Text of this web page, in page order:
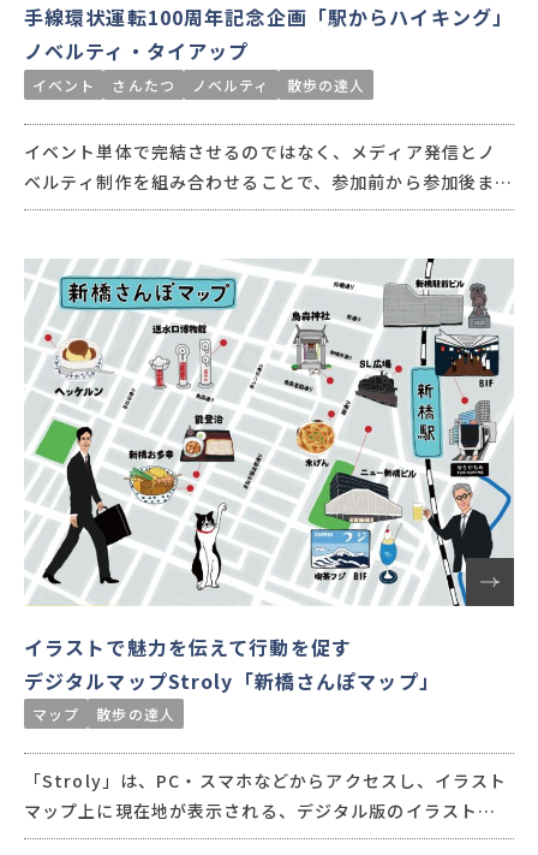
手線環状運転100周年記念企画「駅からハイキング」
ノベルティ・タイアップ
イベント さんたつ ノベルティ 散歩の達人
イベント単体で完結させるのではなく、メディア発信とノ
ベルティ制作を組み合わせることで、参加前から参加後まで
の体験を一貫して設計。結果として、参加意欲の向上と継続
イラストで魅力を伝えて行動を促す
デジタルマップStroly「新橋さんぽマップ」
マップ 散歩の達人
「Stroly」は、PC・スマホなどからアクセスし、イラスト
マップ上に現在地が表示される、デジタル版のイラストマ
ップです。地域の特色を強調して描くことができるイラスト